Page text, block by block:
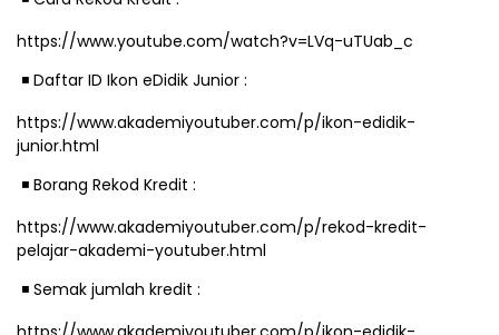
https://www.youtube.com/watch?v=LVq-uTUab_c
◾ ️ Daftar ID Ikon eDidik Junior :
https://www.akademiyoutuber.com/p/ikon-edidik-
junior.html
◾ ️ Borang Rekod Kredit :
https://www.akademiyoutuber.com/p/rekod-kredit-
pelajar-akademi-youtuber.html
◾ ️ Semak jumlah kredit :